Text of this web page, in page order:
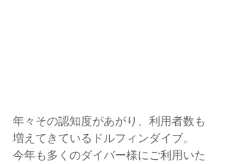
年々その認知度があがり、利用者数も
増えてきているドルフィンダイブ。
今年も多くのダイバー様にご利用いた